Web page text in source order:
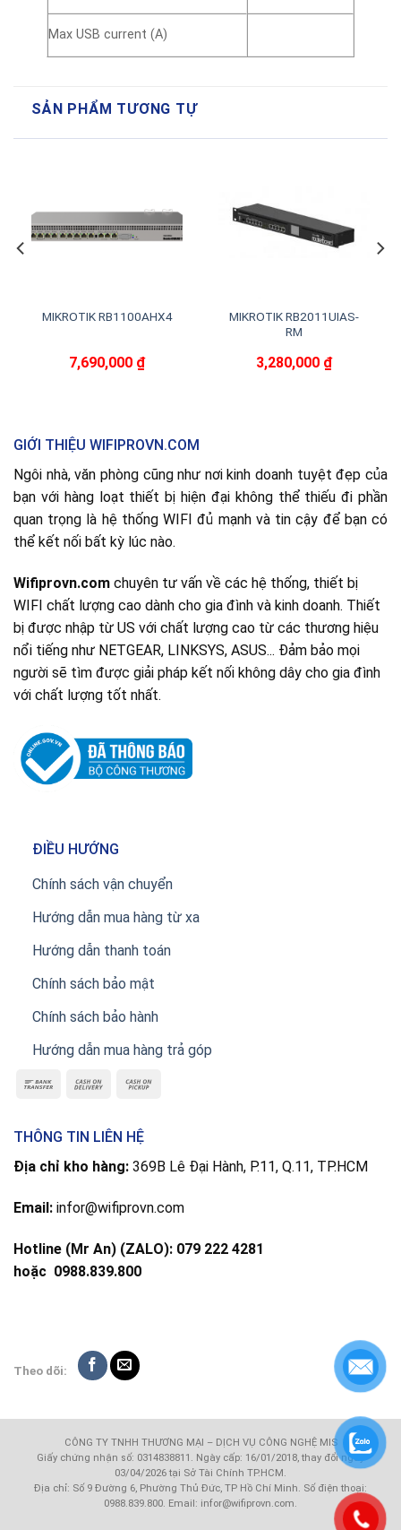
Max USB current (A)
SẢN PHẨM TƯƠNG TỰ
MIKROTIK RB1100AHX4
7,690,000 ₫
MIKROTIK RB2011UIAS-
RM
3,280,000 ₫
GIỚI THIỆU WIFIPROVN.COM
Ngôi nhà, văn phòng cũng như nơi kinh doanh tuyệt đẹp của
bạn với hàng loạt thiết bị hiện đại không thể thiếu đi phần
quan trọng là hệ thống WIFI đủ mạnh và tin cậy để bạn có
thể kết nối bất kỳ lúc nào.
Wifiprovn.com chuyên tư vấn về các hệ thống, thiết bị
WIFI chất lượng cao dành cho gia đình và kinh doanh. Thiết
bị được nhập từ US với chất lượng cao từ các thương hiệu
nổi tiếng như NETGEAR, LINKSYS, ASUS... Đảm bảo mọi
người sẽ tìm được giải pháp kết nối không dây cho gia đình
với chất lượng tốt nhất.
ĐIỀU HƯỚNG
Chính sách vận chuyển
Hướng dẫn mua hàng từ xa
Hướng dẫn thanh toán
Chính sách bảo mật
Chính sách bảo hành
Hướng dẫn mua hàng trả góp
THÔNG TIN LIÊN HỆ
Địa chỉ kho hàng: 369B Lê Đại Hành, P.11, Q.11, TP.HCM
Email: infor@wifiprovn.com
Hotline (Mr An) (ZALO): 079 222 4281
hoặc 0988.839.800
Theo dõi:
CÔNG TY TNHH THƯƠNG MẠI – DỊCH VỤ CÔNG NGHỆ MIS
Giấy chứng nhận số: 0314838811. Ngày cấp: 16/01/2018, thay đổi ngày
03/04/2026 tại Sở Tài Chính TP.HCM.
Địa chỉ: Số 9 Đường 6, Phường Thủ Đức, TP Hồ Chí Minh. Số điện thoại:
0988.839.800. Email: infor@wifiprovn.com.